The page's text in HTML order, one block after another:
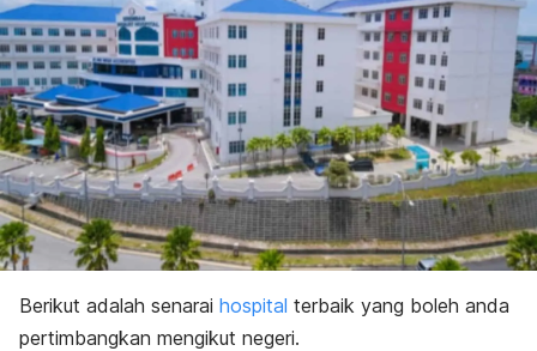
Berikut adalah senarai hospital terbaik yang boleh anda
pertimbangkan mengikut negeri.